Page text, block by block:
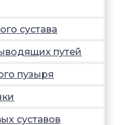
сустава
путей
пузыря
суставов